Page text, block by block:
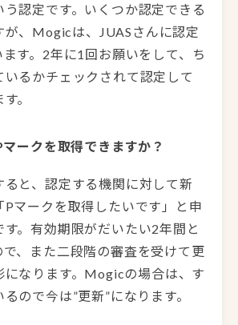
認定です。いくつか認定できる
が、Mogicは、JUASさんに認定
ます。2年に1回お願いをして、ち
いるかチェックされて認定して
。
ークを取得できますか？
ると、認定する機関に対して新
Pマークを取得したいです」と申
。有効期限がだいたい2年間と
、また二段階の審査を受けて更
になります。Mogicの場合は、す
ので今は”更新”になります。